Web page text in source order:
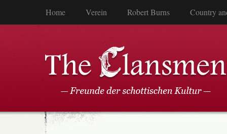
Home Verein Robert Burns Country